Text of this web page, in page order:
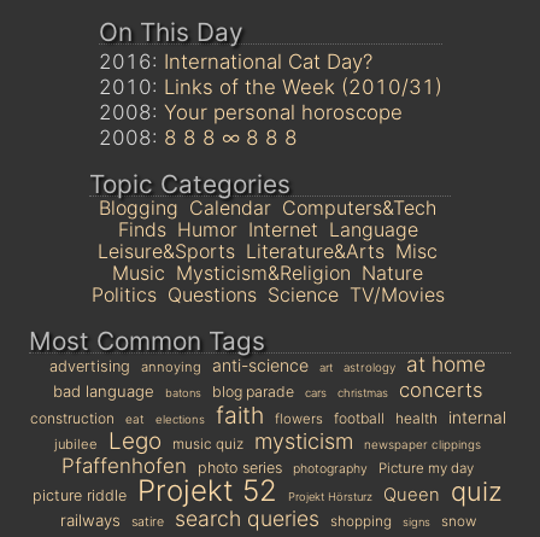
On This Day
2016: International Cat Day?
2010: Links of the Week (2010/31)
2008: Your personal horoscope
2008: 8 8 8 ∞ 8 8 8
Topic Categories
Blogging Calendar Computers&Tech
Finds Humor Internet Language
Leisure&Sports Literature&Arts Misc
Music Mysticism&Religion Nature
Politics Questions Science TV/Movies
Most Common Tags
advertising annoying anti-science art astrology at home
bad language batons blog parade cars christmas concerts
construction eat elections faith flowers football health internal
jubilee Lego music quiz mysticism newspaper clippings
Pfaffenhofen photo series photography Picture my day
picture riddle Projekt 52 Projekt Hörsturz Queen quiz
railways satire search queries shopping signs snow